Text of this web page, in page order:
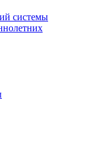
системы